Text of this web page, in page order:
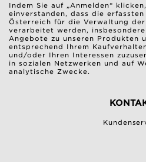
Indem Sie auf „Anmelden“
einverstanden, dass die
Österreich für die Verwaltung der
verarbeitet werden,
Angebote zu unseren Produkten
entsprechend Ihrem
und/oder Ihren Interessen
in sozialen Netzwerken und auf
analytische Zwecke.